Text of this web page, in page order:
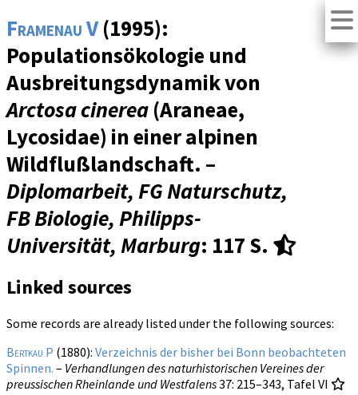
Framenau V(1995):
Populationsökologie und
Ausbreitungsdynamik von
Arctosa cinerea (Araneae,
Lycosidae) in einer alpinen
Wildflußlandschaft. –
Diplomarbeit, FG Naturschutz,
FB Biologie, Philipps-
Universität, Marburg: 117 S.
Linked sources
Some records are already listed under the following sources:
Bertkau P (1880): Verzeichnis der bisher bei Bonn beobachteten
Spinnen. – Verhandlungen des naturhistorischen Vereines der
preussischen Rheinlande und Westfalens37: 215–343, Tafel VI